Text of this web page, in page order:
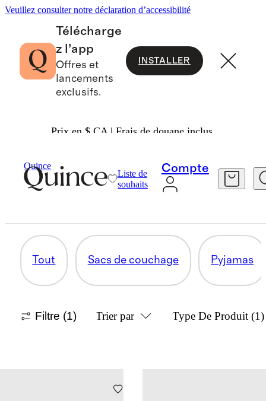
Veuillez consulter notre déclaration d’accessibilité
Télécharge
z l’app
Offres et
lancements
exclusifs.
INSTALLER
Prix en $ CA | Frais de douane inclus.
Quince
Liste de
souhaits
Compte
Tout Magasiner
BAS
Tout Sacs de couchage Pyjamas
Filtre (1) Trier par Type De Produit (1)